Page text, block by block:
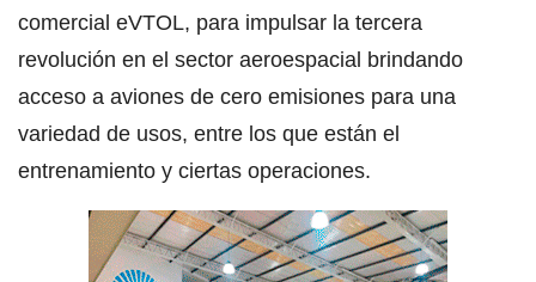
comercial eVTOL, para impulsar la tercera
revolución en el sector aeroespacial brindando
acceso a aviones de cero emisiones para una
variedad de usos, entre los que están el
entrenamiento y ciertas operaciones.